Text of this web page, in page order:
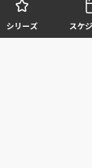
シリーズ スケ